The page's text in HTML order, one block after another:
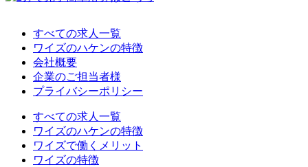
すべての求人一覧
ワイズのハケンの特徴
会社概要
企業のご担当者様
プライバシーポリシー
すべての求人一覧
ワイズのハケンの特徴
ワイズで働くメリット
ワイズの特徴